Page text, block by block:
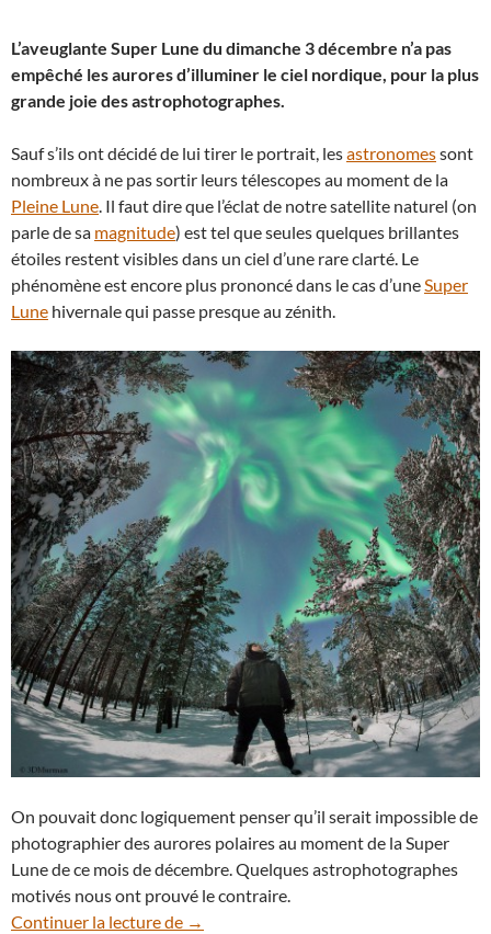
L’aveuglante Super Lune du dimanche 3 décembre n’a pas
empêché les aurores d’illuminer le ciel nordique, pour la plus
grande joie des astrophotographes.
Sauf s’ils ont décidé de lui tirer le portrait, lesastronomessont
nombreux à ne pas sortir leurs télescopes au moment de la
Pleine Lune. Il faut dire que l’éclat de notre satellite naturel (on
parle de sa magnitude) est tel que seules quelques brillantes
étoiles restent visibles dans un ciel d’une rare clarté. Le
phénomène est encore plus prononcé dans le cas d’uneSuper
Lune hivernale qui passe presque au zénith.
On pouvait donc logiquement penser qu’il serait impossible de
photographier des aurores polaires au moment de la Super
Lune de ce mois de décembre. Quelques astrophotographes
motivés nous ont prouvé le contraire.
Continuer la lecture de De belles aurores polaires se déploient
→